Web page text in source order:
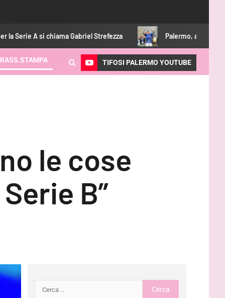
Gabriel Strefezza Palermo, adesso è ufficiale:
RASS.STAMPA TIFOSI PALERMO YOUTUBE
le cose
B”